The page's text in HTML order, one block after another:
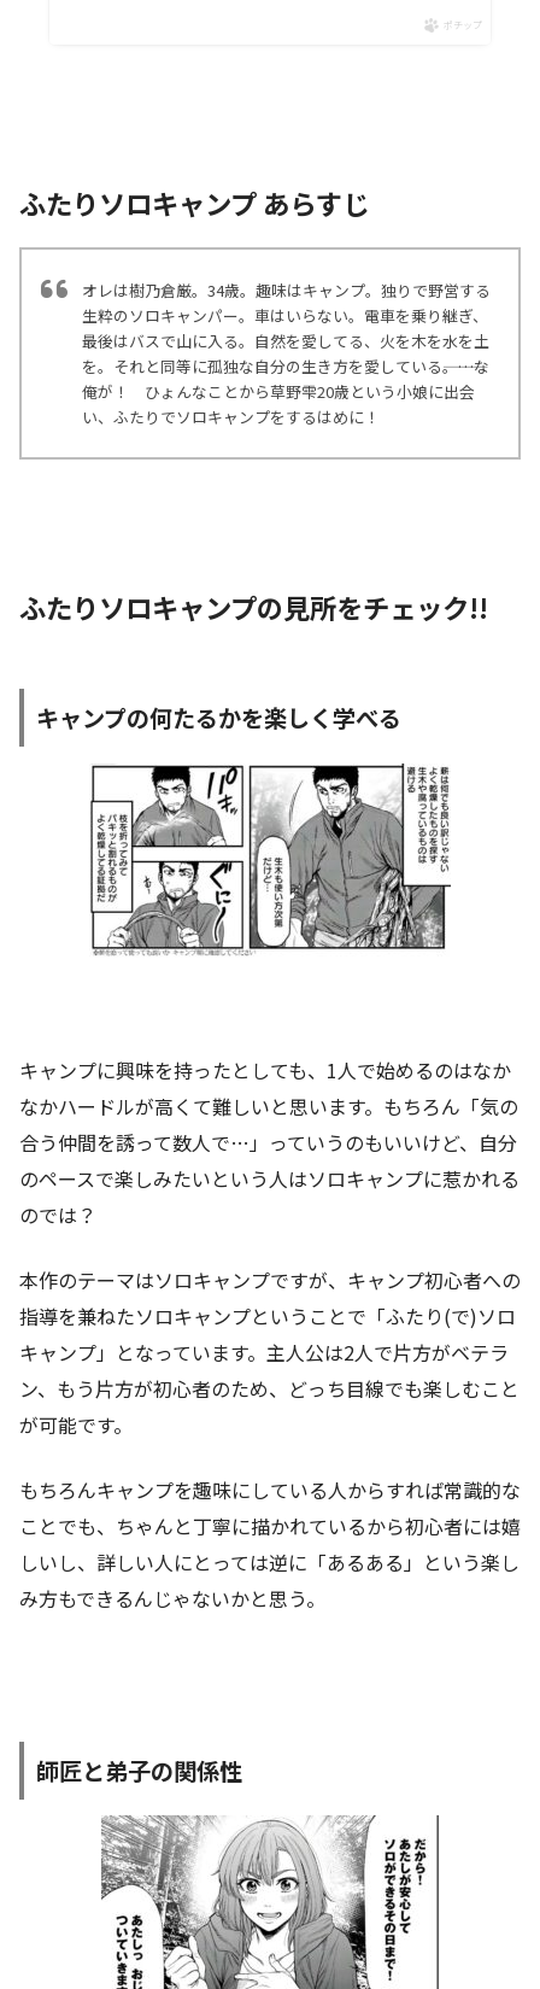
ポチップ
ふたりソロキャンプ あらすじ
オレは樹乃倉厳。34歳。趣味はキャンプ。独りで野営する
生粋のソロキャンパー。車はいらない。電車を乗り継ぎ、
最後はバスで山に入る。自然を愛してる、火を木を水を土
を。それと同等に孤独な自分の生き方を愛している―――。…な
俺が！ ひょんなことから草野雫20歳という小娘に出会
い、ふたりでソロキャンプをするはめに！
ふたりソロキャンプの見所をチェック!!
キャンプの何たるかを楽しく学べる
キャンプに興味を持ったとしても、1人で始めるのはなか
なかハードルが高くて難しいと思います。もちろん「気の
合う仲間を誘って数人で…」っていうのもいいけど、自分
のペースで楽しみたいという人はソロキャンプに惹かれる
のでは？
本作のテーマはソロキャンプですが、キャンプ初心者への
指導を兼ねたソロキャンプということで「ふたり(で)ソロ
キャンプ」となっています。主人公は2人で片方がベテラ
ン、もう片方が初心者のため、どっち目線でも楽しむこと
が可能です。
もちろんキャンプを趣味にしている人からすれば常識的な
ことでも、ちゃんと丁寧に描かれているから初心者には嬉
しいし、詳しい人にとっては逆に「あるある」という楽し
み方もできるんじゃないかと思う。
師匠と弟子の関係性